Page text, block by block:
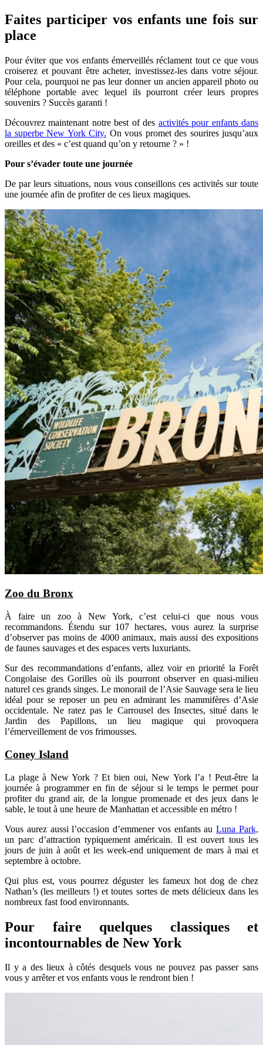
Faites participer vos enfants une fois sur
place
Pour éviter que vos enfants émerveillés réclament tout ce que vous
croiserez et pouvant être acheter, investissez-les dans votre séjour.
Pour cela, pourquoi ne pas leur donner un ancien appareil photo ou
téléphone portable avec lequel ils pourront créer leurs propres
souvenirs ? Succès garanti !
Découvrez maintenant notre best of des activités pour enfants dans
la superbe New York City. On vous promet des sourires jusqu’aux
oreilles et des « c’est quand qu’on y retourne ? » !
Pour s’évader toute une journée
De par leurs situations, nous vous conseillons ces activités sur toute
une journée afin de profiter de ces lieux magiques.
Zoo du Bronx
À faire un zoo à New York, c’est celui-ci que nous vous
recommandons. Étendu sur 107 hectares, vous aurez la surprise
d’observer pas moins de 4000 animaux, mais aussi des expositions
de faunes sauvages et des espaces verts luxuriants.
Sur des recommandations d’enfants, allez voir en priorité la Forêt
Congolaise des Gorilles où ils pourront observer en quasi-milieu
naturel ces grands singes. Le monorail de l’Asie Sauvage sera le lieu
idéal pour se reposer un peu en admirant les mammifères d’Asie
occidentale. Ne ratez pas le Carrousel des Insectes, situé dans le
Jardin des Papillons, un lieu magique qui provoquera
l’émerveillement de vos frimousses.
Coney Island
La plage à New York ? Et bien oui, New York l’a ! Peut-être la
journée à programmer en fin de séjour si le temps le permet pour
profiter du grand air, de la longue promenade et des jeux dans le
sable, le tout à une heure de Manhattan et accessible en métro !
Vous aurez aussi l’occasion d’emmener vos enfants auLuna Park,
un parc d’attraction typiquement américain. Il est ouvert tous les
jours de juin à août et les week-end uniquement de mars à mai et
septembre à octobre.
Qui plus est, vous pourrez déguster les fameux hot dog de chez
Nathan’s (les meilleurs !) et toutes sortes de mets délicieux dans les
nombreux fast food environnants.
Pour faire quelques classiques et
incontournables de New York
Il y a des lieux à côtés desquels vous ne pouvez pas passer sans
vous y arrêter et vos enfants vous le rendront bien !